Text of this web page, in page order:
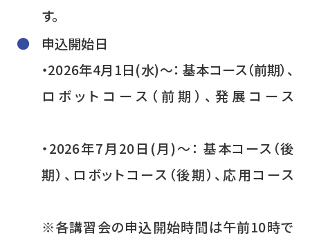
す。
申込開始日
・2026年4月1日(水)～： 基本コース（前期）、
ロボットコース（前期）、発展コース
・2026年7月20日(月)～： 基本コース（後
期）、ロボットコース（後期）、応用コース
※各講習会の申込開始時間は午前10時で